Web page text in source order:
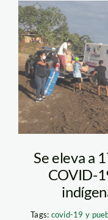
19-
Se eleva a
COVID-
Tags: covid-19 y